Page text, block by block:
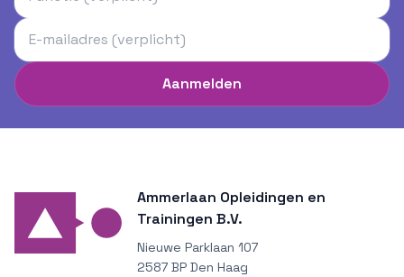
Aanmelden
Ammerlaan Opleidingen en
Trainingen B.V.
Nieuwe Parklaan 107
2587 BP Den Haag